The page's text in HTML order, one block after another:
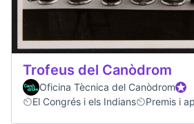
Trofeus del Canòdrom
Oficina Tècnica del Canòdrom
El Congrés i els Indians
Premis i